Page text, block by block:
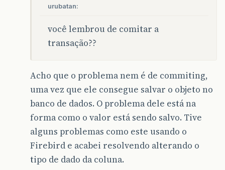
urubatan:
você lembrou de comitar a
transação??
Acho que o problema nem é de commiting,
uma vez que ele consegue salvar o objeto no
banco de dados. O problema dele está na
forma como o valor está sendo salvo. Tive
alguns problemas como este usando o
Firebird e acabei resolvendo alterando o
tipo de dado da coluna.